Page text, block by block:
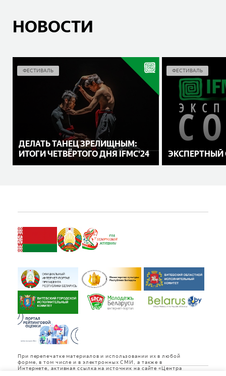
НОВОСТИ
ФЕСТИВАЛЬ
ДЕЛАТЬ ТАНЕЦ ЗРЕЛИЩНЫМ:
ИТОГИ ЧЕТВЁРТОГО ДНЯ IFMC'24
ФЕСТИВАЛЬ
ЭКСПЕРТНЫЙ
При перепечатке материалов и использовании их в любой
форме, в том числе и в электронных СМИ, а также в
Интернете, активная ссылка на источник на сайте «Центра